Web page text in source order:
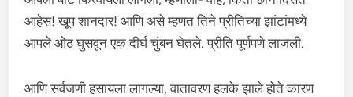
आहेस! खूप शानदार! आणि असे म्हणत तिने प्रीतिच्या झांटांमध्ये
आपले ओठ घुसवून एक दीर्घ चुंबन घेतले. प्रीति पूर्णपणे लाजली.
आणि सर्वजणी हसायला लागल्या, वातावरण हलके झाले होते कारण